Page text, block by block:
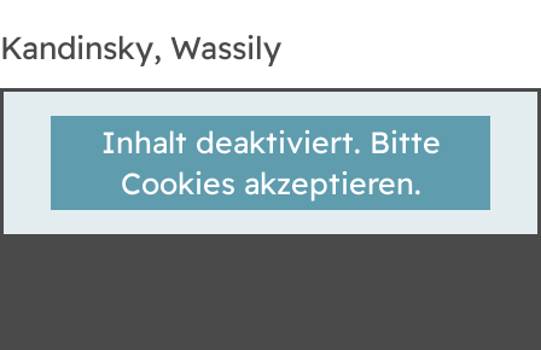
Kandinsky, Wassily
Inhalt deaktiviert. Bitte
Cookies akzeptieren.